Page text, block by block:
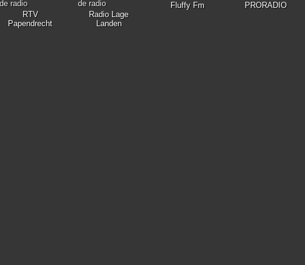
RTV
Papendrecht
Radio Lage
Landen
Fluffy Fm
PRORADIO